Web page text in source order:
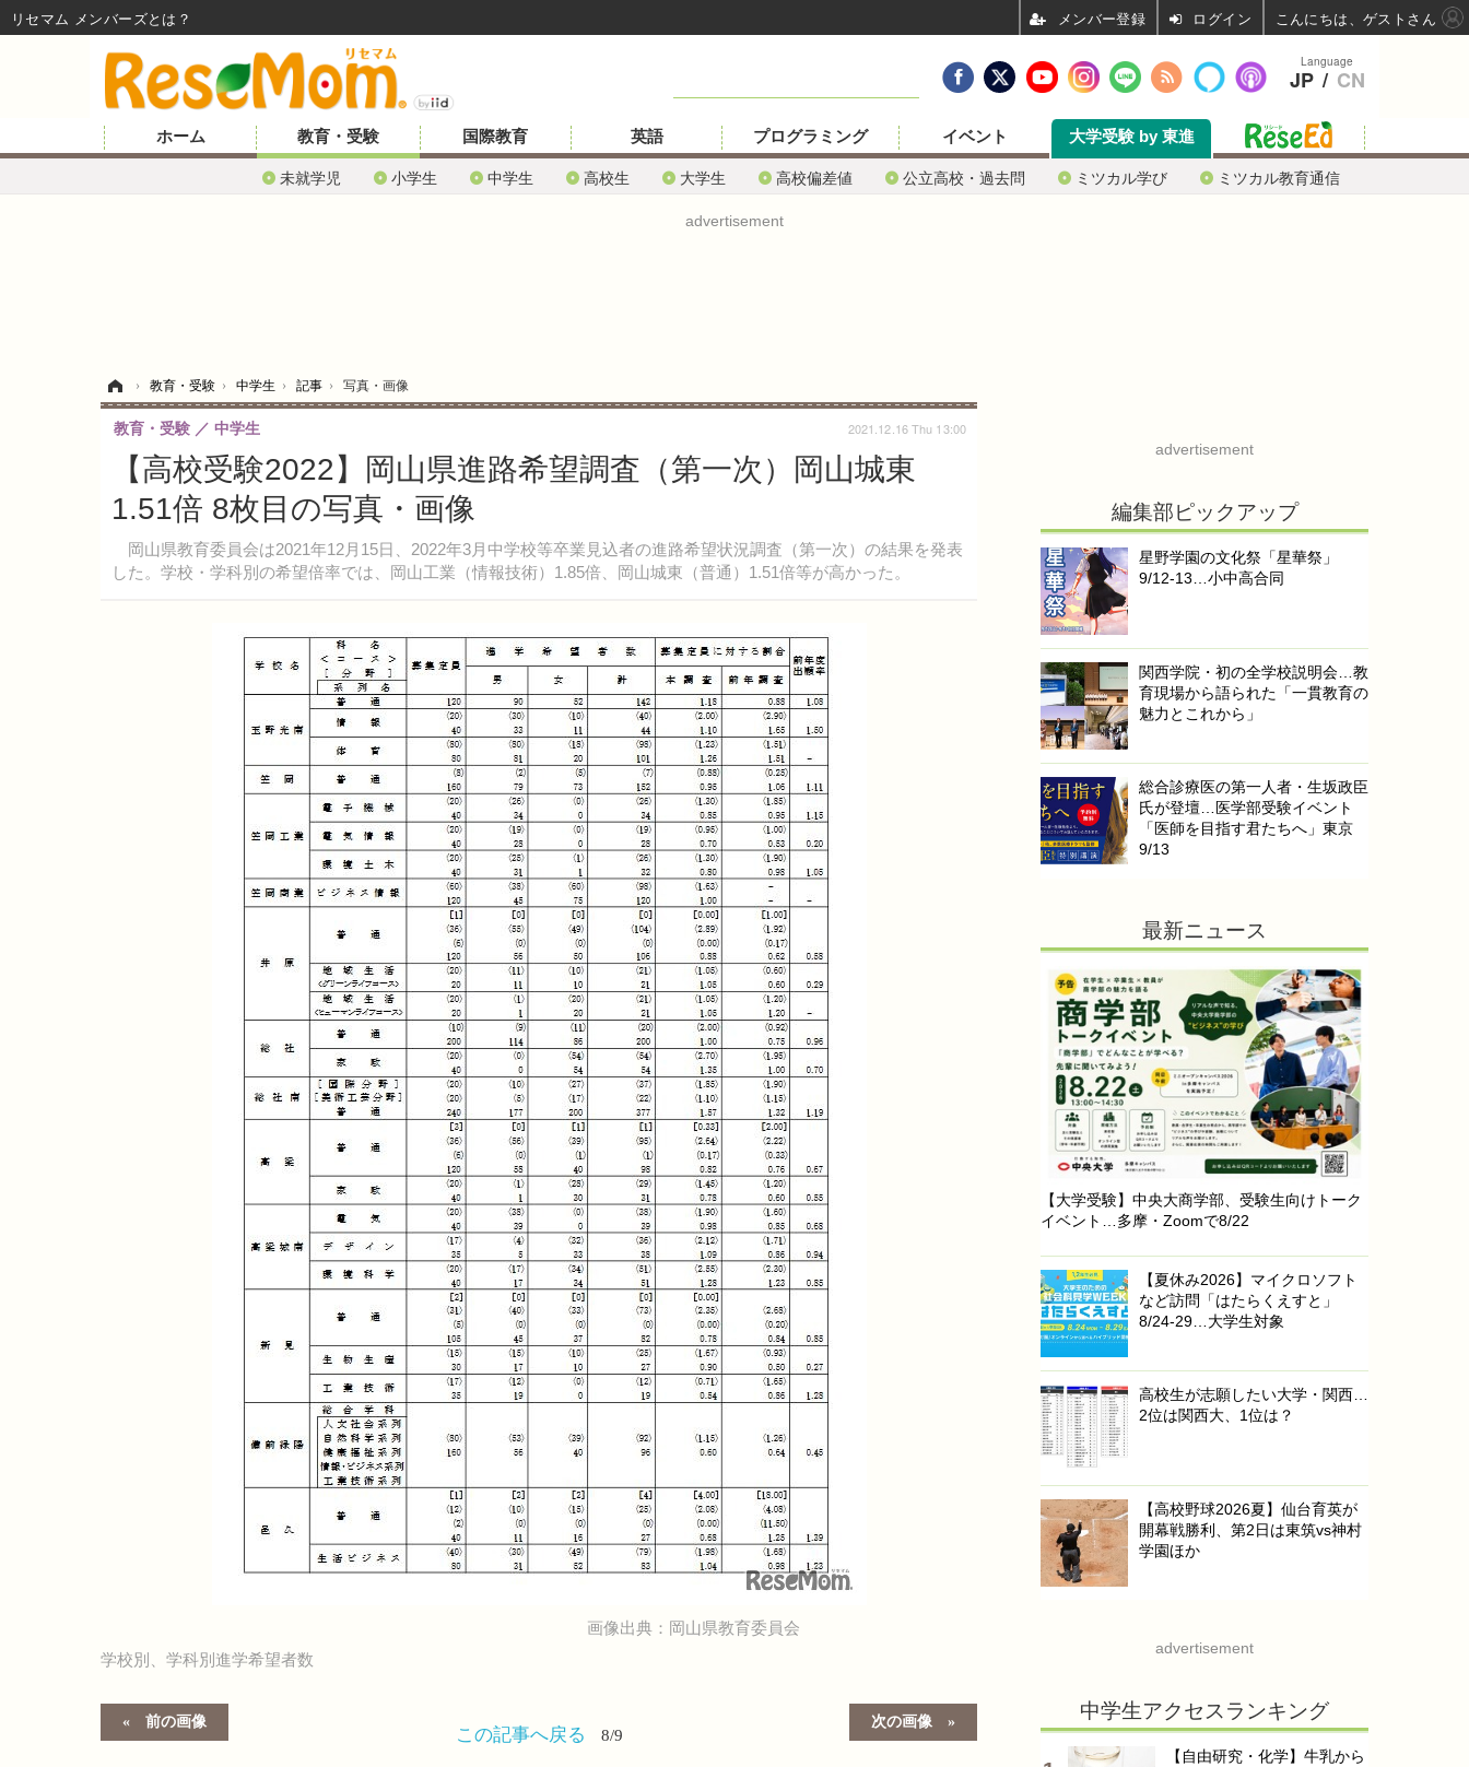
ホーム 教育・受験
未就学児 小学生 中学生 高校生 大学生 高校偏差値 公立高校・過去問 ミツカル学び ミツカル教育通信
国際教育 英語 プログラミング イベント 大学受験 by 東進
advertisement
› 教育・受験 › 中学生 › 記事 › 写真・画像
【高校受験2022】岡山県進路希望調査（第一次）岡山城東
1.51倍 8枚目の写真・画像
岡山県教育委員会は2021年12月15日、2022年3月中学校等卒業見込者の進路希望状況調査（第一次）の結果を発表
した。学校・学科別の希望倍率では、岡山工業（情報技術）1.85倍、岡山城東（普通）1.51倍等が高かった。
教育・受験 中学生 2021.12.16 Thu 13:00
画像出典：岡山県教育委員会
学校別、学科別進学希望者数
前の画像 次の画像
この記事へ戻る 8/9
advertisement
編集部ピックアップ
星野学園の文化祭「星華祭」
9/12-13…小中高合同
関西学院・初の全学校説明会…教
育現場から語られた「一貫教育の
魅力とこれから」
総合診療医の第一人者・生坂政臣
氏が登壇…医学部受験イベント
「医師を目指す君たちへ」東京
9/13
最新ニュース
【大学受験】中央大商学部、受験生向けトーク
イベント…多摩・Zoomで8/22
【夏休み2026】マイクロソフト
など訪問「はたらくえすと」
8/24-29…大学生対象
高校生が志願したい大学・関西…
2位は関西大、1位は？
【高校野球2026夏】仙台育英が
開幕戦勝利、第2日は東筑vs神村
学園ほか
advertisement
中学生アクセスランキング
【自由研究・化学】牛乳から
Language
JP / CN
リセマム メンバーズ ログイン こんにちは、ゲストさん